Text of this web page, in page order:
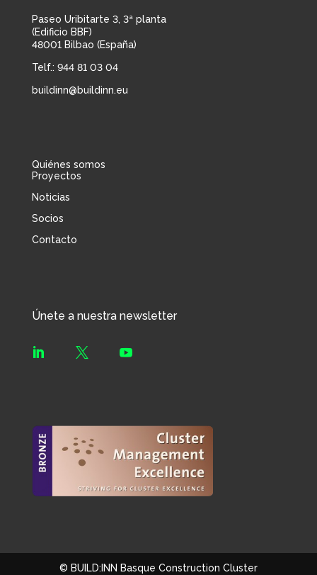
Paseo Uribitarte 3, 3ª planta
(Edificio BBF)
48001 Bilbao (España)
Telf.: 944 81 03 04
buildinn@buildinn.eu
Quiénes somos
Proyectos
Noticias
Socios
Contacto
Únete a nuestra newsletter
  
© BUILD:INN Basque Construction Cluster